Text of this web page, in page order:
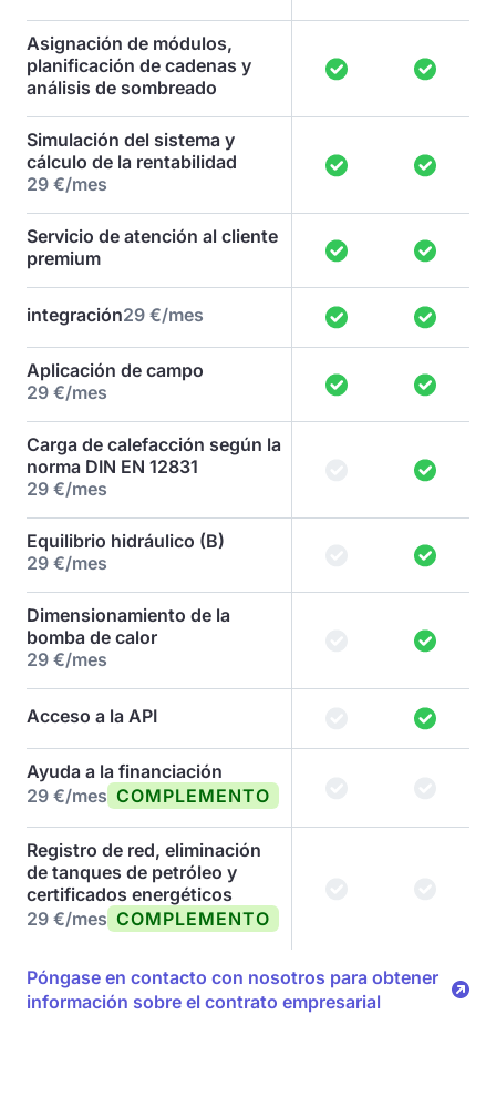
Asignación de módulos,
planificación de cadenas y
análisis de sombreado
Simulación del sistema y
cálculo de la rentabilidad
29 €/mes
Servicio de atención al cliente
premium
integración29 €/mes
Aplicación de campo
29 €/mes
Carga de calefacción según la
norma DIN EN 12831
29 €/mes
Equilibrio hidráulico (B)
29 €/mes
Dimensionamiento de la
bomba de calor
29 €/mes
Acceso a la API
Ayuda a la financiación
29 €/mes COMPLEMENTO
Registro de red, eliminación
de tanques de petróleo y
certificados energéticos
29 €/mes COMPLEMENTO
Póngase en contacto con nosotros para obtener
información sobre el contrato empresarial